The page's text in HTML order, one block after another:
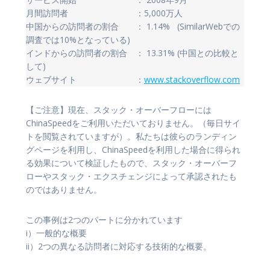
月間訪問者 ：5,000万人
中国からの訪問者の割合 ： 1.14% (SimilarWebでの
調査では10%となっている)
インドからの訪問者の割合 ： 13.31% (中国との比較と
して)
ウェブサイト ： www.stackoverflow.com
【ご注意】現在、スタック・オーバーフローには
ChinaSpeedをご利用いただいておりません。（毎日サイ
トを閲覧されていますが）。私たちは彼らのランディン
グページを利用し、ChinaSpeedを利用した場合に得られ
る効果について検証したもので、スタック・オーバーフ
ローやスタック・エクスチェンジによって承認されたも
のではありません。
この事例は2つのパートに分かれています
i）一般的な概要
ii）2つの異なる訪問者に対応する技術的な概要。